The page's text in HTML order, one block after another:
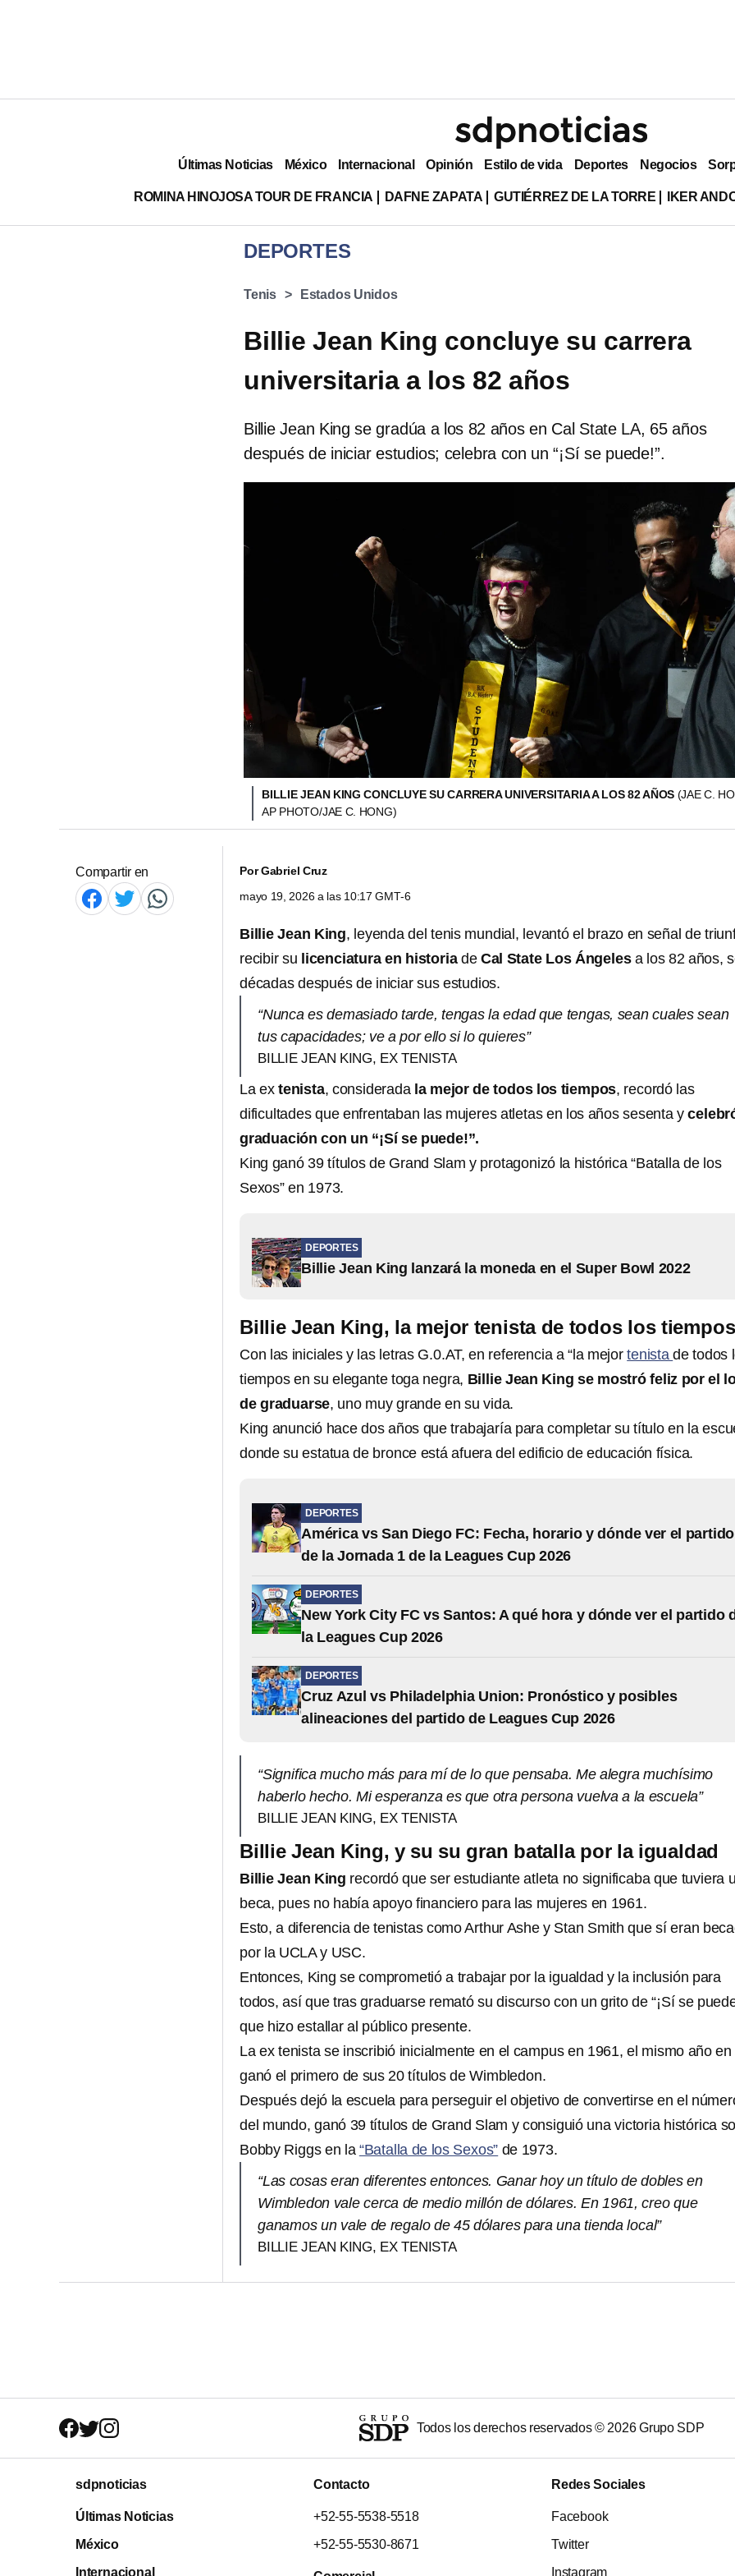
Últimas Noticias México Internacional Opinión Estilo de vida Deportes Negocios
ROMINA HINOJOSA TOUR DE FRANCIA DAFNE ZAPATA GUTIÉRREZ DE LA TORRE IKER
DEPORTES
Tenis Estados Unidos
Billie Jean King concluye su carrera
universitaria a los 82 años
Billie Jean King se gradúa a los 82 años en Cal State LA, 65 años
después de iniciar estudios; celebra con un “¡Sí se puede!”.
BILLIE JEAN KING CONCLUYE SU CARRERA UNIVERSITARIA A LOS 82 AÑOS (JAE C.
AP PHOTO/JAE C. HONG)
Compartir en PorGabriel Cruz
mayo 19, 2026 a las 10:17 GMT-6
Billie Jean King, leyenda del tenis mundial, levantó el brazo en señal de
recibir su licenciatura en historiade Cal State Los Ángelesa los 82 años,
décadas después de iniciar sus estudios.
“Nunca es demasiado tarde, tengas la edad que tengas, sean cuales sean
tus capacidades; ve a por ello si lo quieres”
BILLIE JEAN KING, EX TENISTA
La ex tenista, considerada la mejor de todos los tiempos, recordó las
dificultades que enfrentaban las mujeres atletas en los años sesenta y
graduación con un “¡Sí se puede!”.
King ganó 39 títulos de Grand Slam y protagonizó la histórica “Batalla de los
Sexos” en 1973.
DEPORTES
Billie Jean King lanzará la moneda en el Super Bowl 2022
Billie Jean King, la mejor tenista de todos los tiempos
Con las iniciales y las letras G.0.AT, en referencia a “la mejortenistade todos
tiempos en su elegante toga negra, Billie Jean King se mostró feliz por el
de graduarse, uno muy grande en su vida.
King anunció hace dos años que trabajaría para completar su título en la
donde su estatua de bronce está afuera del edificio de educación física.
DEPORTES
América vs San Diego FC: Fecha, horario y dónde ver el partido
de la Jornada 1 de la Leagues Cup 2026
DEPORTES
New York City FC vs Santos: A qué hora y dónde ver el partido
la Leagues Cup 2026
DEPORTES
Cruz Azul vs Philadelphia Union: Pronóstico y posibles
alineaciones del partido de Leagues Cup 2026
“Significa mucho más para mí de lo que pensaba. Me alegra muchísimo
haberlo hecho. Mi esperanza es que otra persona vuelva a la escuela”
BILLIE JEAN KING, EX TENISTA
Billie Jean King, y su su gran batalla por la igualdad
Billie Jean King recordó que ser estudiante atleta no significaba que tuviera
beca, pues no había apoyo financiero para las mujeres en 1961.
Esto, a diferencia de tenistas como Arthur Ashe y Stan Smith que sí eran
por la UCLA y USC.
Entonces, King se comprometió a trabajar por la igualdad y la inclusión para
todos, así que tras graduarse remató su discurso con un grito de “¡Sí se
que hizo estallar al público presente.
La ex tenista se inscribió inicialmente en el campus en 1961, el mismo año en
ganó el primero de sus 20 títulos de Wimbledon.
Después dejó la escuela para perseguir el objetivo de convertirse en el
del mundo, ganó 39 títulos de Grand Slam y consiguió una victoria histórica
Bobby Riggs en la “Batalla de los Sexos” de 1973.
“Las cosas eran diferentes entonces. Ganar hoy un título de dobles en
Wimbledon vale cerca de medio millón de dólares. En 1961, creo que
ganamos un vale de regalo de 45 dólares para una tienda local”
BILLIE JEAN KING, EX TENISTA
Todos los derechos reservados © 2026Grupo SDP
sdpnoticias
Últimas Noticias
México
Internacional
Contacto
+52-55-5538-5518
+52-55-5530-8671
Redes Sociales
Facebook
Twitter
Instagram